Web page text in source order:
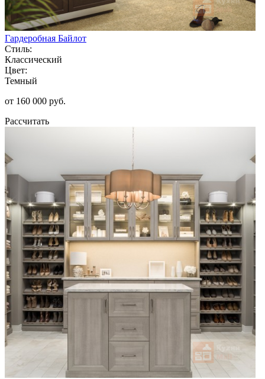
Гардеробная Байлот
Стиль:
Классический
Цвет:
Темный
от 160 000 руб.
Рассчитать